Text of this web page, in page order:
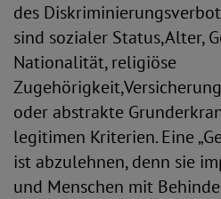
des
sind sozialer Status,Alter,
Nationalität, religiöse
oder abstrakte
legitimen Kriterien. Eine
ist abzulehnen, denn sie
und Menschen mit